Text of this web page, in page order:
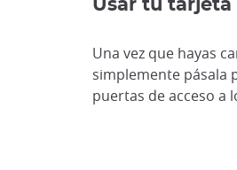
Usar tu tarjeta
Una vez que hayas
simplemente pásala
puertas de acceso a